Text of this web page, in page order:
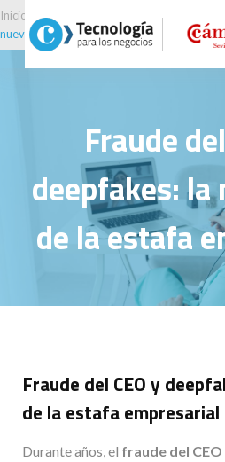
Inicio Portal servicios, comercio y otros
nueva cara de la estafa empresarial
Fraude
deepfakes: la
de la estafa
Fraude del CEO y
de la estafa empresarial
Durante años, el fraude del CEO